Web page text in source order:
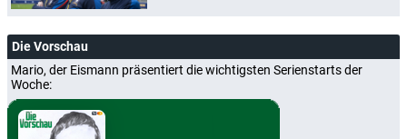
Die Vorschau
Mario, der Eismann präsentiert die wichtigsten Serienstarts der
Woche: